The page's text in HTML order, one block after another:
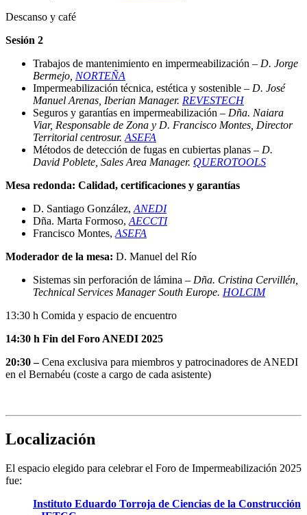
Descanso y café
Sesión 2
Trabajos de mantenimiento en impermeabilización – D. Jorge
Bermejo, NORTEÑA
Impermeabilización técnica, estética y sostenible – D. José
Manuel Arenas, Iberian Manager. REVESTECH
Seguros y garantías en impermeabilización – Dña. Naiara
Viar, Responsable de Zona y D. Francisco Montes, Director
Territorial centrosur. ASEFA
Métodos de detección de fugas en cubiertas planas – D.
David Poblete, Sales Area Manager. QUEROTOOLS
Mesa redonda: Calidad, certificaciones y garantías
D. Santiago González, ANEDI
Dña. Marta Formoso, AECCTI
Francisco Montes, ASEFA
Moderador de la mesa: D. Manuel del Río
Sistemas sin perforación de lámina – Dña. Cristina Cervillén,
Technical Services Manager South Europe. HOLCIM
13:30 h Comida y espacio de encuentro
14:30 h Fin del Foro ANEDI 2025
20:30 –Cena exclusiva para miembros y patrocinadores de ANEDI
en el Bernabéu (coste a cargo de cada asistente)
Localización
El espacio elegido para celebrar el Foro de Impermeabilización 2025
fue:
Instituto Eduardo Torroja de Ciencias de la Construcción